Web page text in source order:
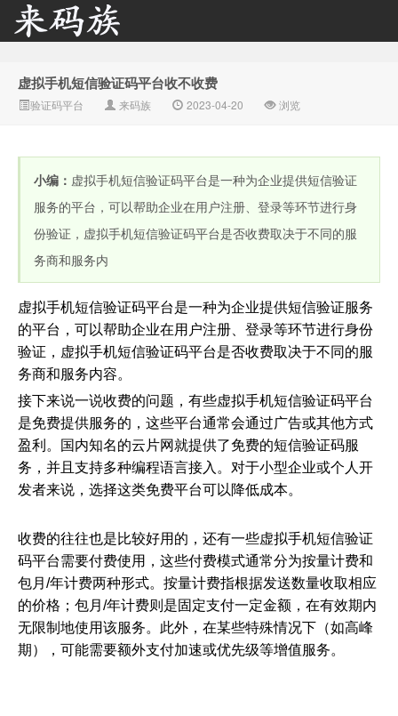
来码族 - 分享在线短信资
源接收资讯,手机短信验
证码网站
虚拟手机短信验证码平台收不收费
验证码平台 来码族 2023-04-20 浏览
小编： 虚拟手机短信验证码平台是一种为企业提供短信验证
服务的平台，可以帮助企业在用户注册、登录等环节进行身
份验证，虚拟手机短信验证码平台是否收费取决于不同的服
务商和服务内
虚拟手机短信验证码平台是一种为企业提供短信验证服务
的平台，可以帮助企业在用户注册、登录等环节进行身份
验证，虚拟手机短信验证码平台是否收费取决于不同的服
务商和服务内容。
接下来说一说收费的问题，有些虚拟手机短信验证码平台
是免费提供服务的，这些平台通常会通过广告或其他方式
盈利。国内知名的云片网就提供了免费的短信验证码服
务，并且支持多种编程语言接入。对于小型企业或个人开
发者来说，选择这类免费平台可以降低成本。
收费的往往也是比较好用的，还有一些虚拟手机短信验证
码平台需要付费使用，这些付费模式通常分为按量计费和
包月/年计费两种形式。按量计费指根据发送数量收取相应
的价格；包月/年计费则是固定支付一定金额，在有效期内
无限制地使用该服务。此外，在某些特殊情况下（如高峰
期），可能需要额外支付加速或优先级等增值服务。